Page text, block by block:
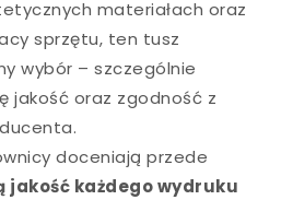
materiałach oraz
sprzętu, ten tusz
wybór – szczególnie
jakość oraz zgodność z
doceniają przede
jakość każdego wydruku